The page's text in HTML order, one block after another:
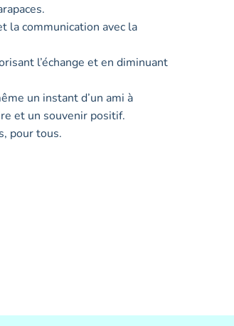
la communication avec la
l’échange et en diminuant
un instant d’un ami à
et un souvenir positif.
pour tous.